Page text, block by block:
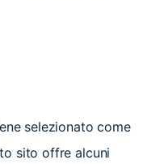
selezionato come
sito offre alcuni